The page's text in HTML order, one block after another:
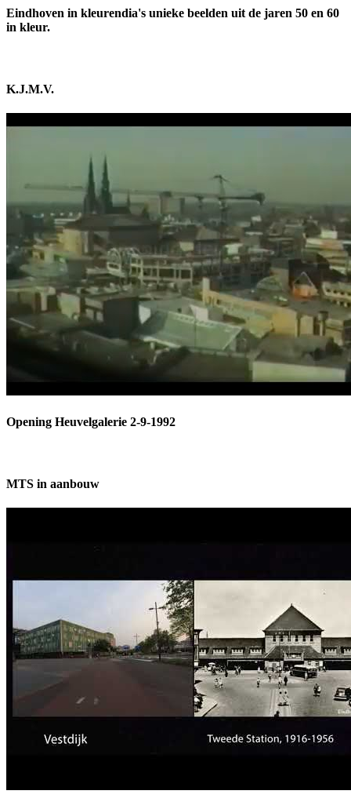
Eindhoven in kleurendia's unieke beelden uit de jaren 50 en 60
in kleur.
K.J.M.V.
Opening Heuvelgalerie 2-9-1992
MTS in aanbouw